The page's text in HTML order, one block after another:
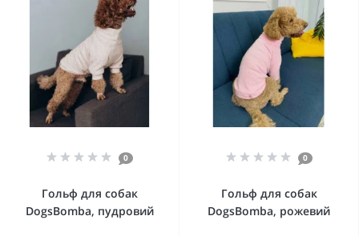
0
Гольф для собак
DogsBomba, пудровий
0
Гольф для собак
DogsBomba, рожевий